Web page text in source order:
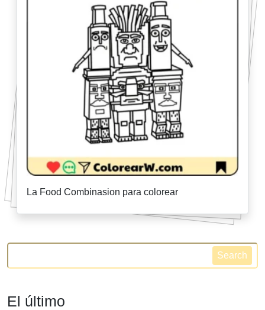
La Food Combinasion para colorear
Search
El último